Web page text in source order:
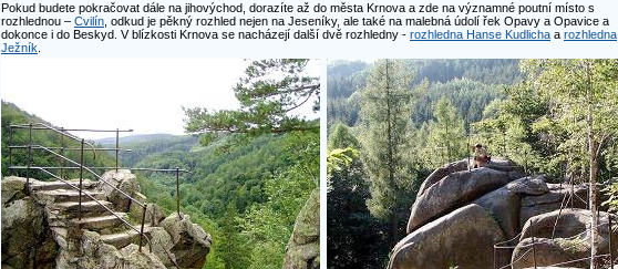
Pokud budete pokračovat dále na jihovýchod, dorazíte až do města Krnova a zde na významné poutní místo s
rozhlednou – Cvilín , odkud je pěkný rozhled nejen na Jeseníky, ale také na malebná údolí řek Opavy a Opavice a
dokonce i do Beskyd. V blízkosti Krnova se nacházejí další dvě rozhledny - rozhledna Hanse Kudlicha a rozhledna
Ježník